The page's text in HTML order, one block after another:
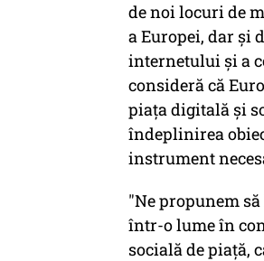
de noi locuri de
a Europei, dar și
internetului și a
consideră că
piața digitală și
îndeplinirea
instrument
"Ne propunem
într-o lume în
socială de piață,